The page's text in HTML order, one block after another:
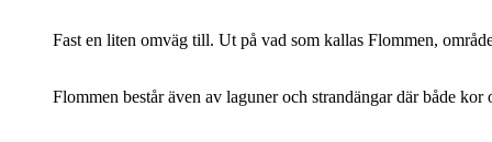
Fast en liten omväg till. Ut på vad som kallas Flommen,
Flommen består även av laguner och strandängar där både kor